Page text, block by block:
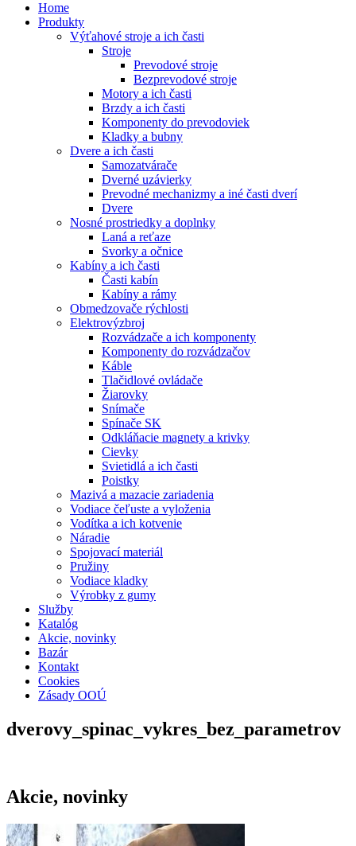
Home
Produkty
Výťahové stroje a ich časti
Stroje
Prevodové stroje
Bezprevodové stroje
Motory a ich časti
Brzdy a ich časti
Komponenty do prevodoviek
Kladky a bubny
Dvere a ich časti
Samozatvárače
Dverné uzávierky
Prevodné mechanizmy a iné časti dverí
Dvere
Nosné prostriedky a doplnky
Laná a reťaze
Svorky a očnice
Kabíny a ich časti
Časti kabín
Kabíny a rámy
Obmedzovače rýchlosti
Elektrovýzbroj
Rozvádzače a ich komponenty
Komponenty do rozvádzačov
Káble
Tlačidlové ovládače
Žiarovky
Snímače
Spínače SK
Odkláňacie magnety a krivky
Cievky
Svietidlá a ich časti
Poistky
Mazivá a mazacie zariadenia
Vodiace čeľuste a vyloženia
Vodítka a ich kotvenie
Náradie
Spojovací materiál
Pružiny
Vodiace kladky
Výrobky z gumy
Služby
Katalóg
Akcie, novinky
Bazár
Kontakt
Cookies
Zásady OOÚ
dverovy_spinac_vykres_bez_parametrov
Akcie, novinky